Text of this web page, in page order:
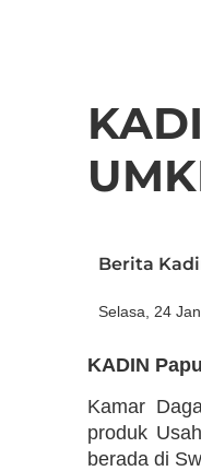
Berita
Selasa, 24
KADIN
Kamar
produk
berada di